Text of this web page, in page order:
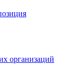
организаций